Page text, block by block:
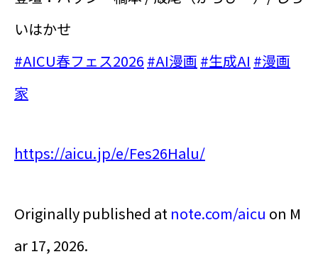
いはかせ
#AICU春フェス2026 #AI漫画 #生成AI #漫画
家
https://aicu.jp/e/Fes26Halu/
Originally published at note.com/aicu on M
ar 17, 2026.